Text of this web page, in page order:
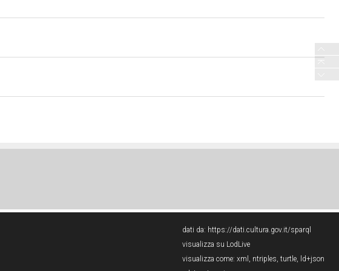
dati da: https://dati.cultura.gov.it/sparql
visualizza su LodLive
visualizza come: xml , ntriples, turtle, ld+json